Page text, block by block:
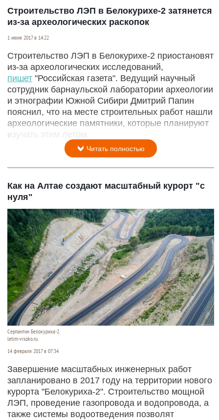
Строительство ЛЭП в Белокурихе-2 затянется
из-за археологических раскопок
1 июня 2017 в 14:22
Строительство ЛЭП в Белокурихе-2 приостановят
из-за археологических исследований,
пишет "Российская газета". Ведущий научный
сотрудник барнаульской лаборатории археологии
и этнографии Южной Сибири Дмитрий Папин
пояснил, что на месте строительных работ нашли
археологические памятники, которые планируют
изучить этим летом.
Читать полностью
Как на Алтае создают масштабный курорт "с
нуля"
Серпантин Белокуриха-2.
letim-visoko.ru.
14 февраля 2017 в 07:34
Завершение масштабных инженерных работ
запланировано в 2017 году на территории нового
курорта "Белокуриха-2". Строительство мощной
ЛЭП, проведение газопровода и водопровода, а
также системы водоотведения позволят